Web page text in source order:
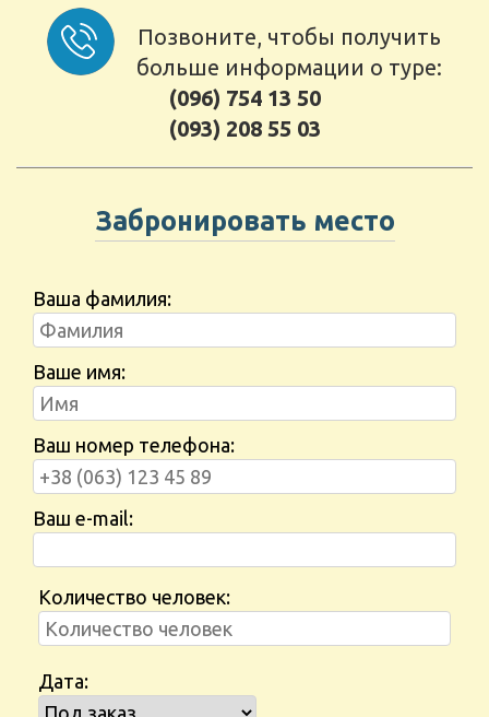
Позвоните, чтобы получить
больше информации о туре:
(096) 754 13 50
(093) 208 55 03
Забронировать место
Ваша фамилия:
Ваше имя:
Ваш номер телефона:
Ваш e-mail:
Количество человек:
Дата: